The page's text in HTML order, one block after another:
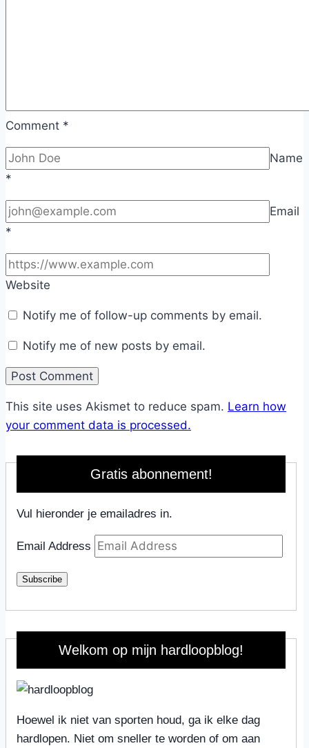
Comment *
Name
*
Email
*
Website
Notify me of follow-up comments by email.
Notify me of new posts by email.
This site uses Akismet to reduce spam. Learn how
your comment data is processed.
Gratis abonnement!
Vul hieronder je emailadres in.
Email Address
Subscribe
Welkom op mijn hardloopblog!
Hoewel ik niet van sporten houd, ga ik elke dag
hardlopen. Niet om sneller te worden of om aan